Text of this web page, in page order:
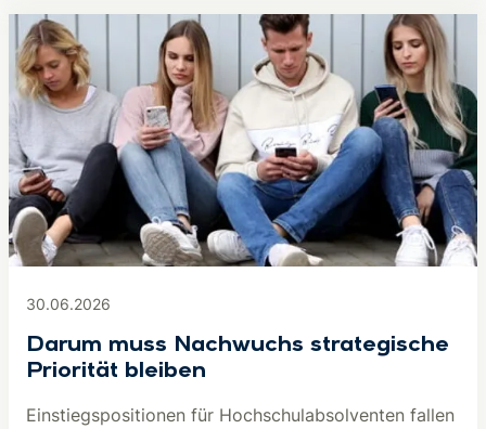
30.06.2026
Darum muss Nachwuchs strategische
Priorität bleiben
Einstiegspositionen für Hochschulabsolventen fallen